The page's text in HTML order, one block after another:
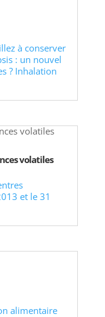
à conserver
: un nouvel
? Inhalation
volatiles
et le 31
alimentaire